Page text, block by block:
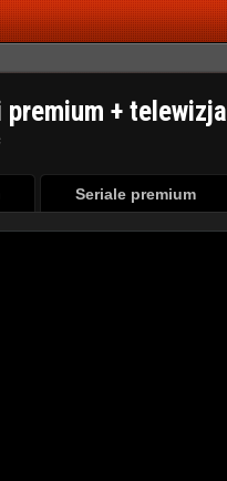
+ telewizja
Seriale premium